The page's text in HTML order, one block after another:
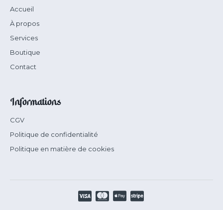
Accueil
À propos
Services
Boutique
Contact
Informations
CGV
Politique de confidentialité
Politique en matière de cookies